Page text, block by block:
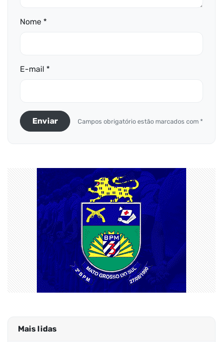
Nome *
E-mail *
Enviar Campos obrigatório estão marcados com *
Mais lidas